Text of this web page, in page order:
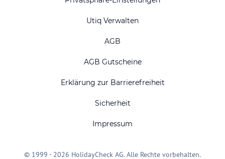
Utiq Verwalten
AGB
AGB Gutscheine
Erklärung zur Barrierefreiheit
Sicherheit
Impressum
© 1999 - 2026 HolidayCheck AG. Alle Rechte vorbehalten.